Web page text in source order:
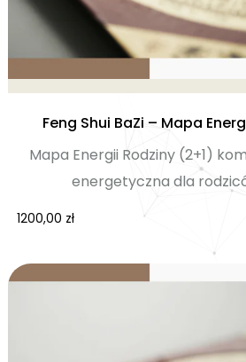
Feng Shui BaZi – Mapa
Mapa Energii Rodziny (2+1)
energetyczna dla
1200,00 zł